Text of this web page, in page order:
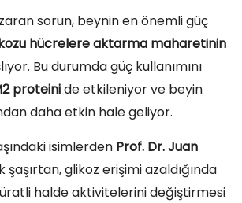
sorun, beynin en önemli güç
hücrelere aktarma maharetinin
Bu durumda güç kullanımını
proteinide etkileniyor ve beyin
daha etkin hale geliyor.
isimlerden Prof. Dr. Juan
şaşırtan, glikoz erişimi azaldığında
halde aktivitelerini değiştirmesi